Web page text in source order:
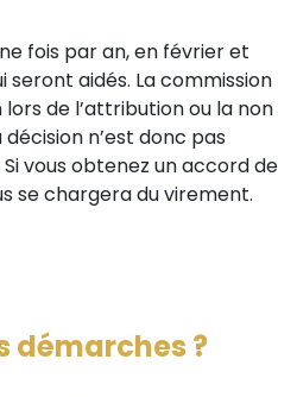
fois par an, en février et
seront aidés. La commission
de l’attribution ou la non
n’est donc pas
vous obtenez un accord de
se chargera du virement.
démarches ?